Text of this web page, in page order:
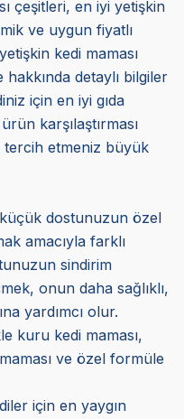
çeşitleri, en iyi yetişkin
ve uygun fiyatlı
kedi maması
detaylı bilgiler
için en iyi gıda
karşılaştırması
tercih etmeniz büyük
küçük dostunuzun özel
amacıyla farklı
sindirim
onun daha sağlıklı,
yardımcı olur.
kuru kedi maması,
ve özel formüle
için en yaygın